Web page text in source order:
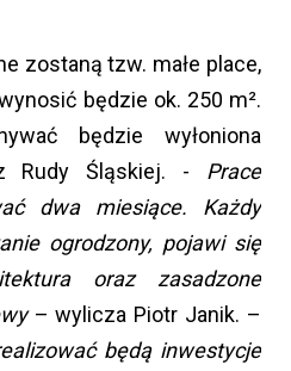
zostaną tzw. małe place,
będzie ok. 250 m².
będzie wyłoniona
Rudy Śląskiej. - Prace
dwa miesiące. Każdy
ogrodzony, pojawi się
oraz zasadzone
– wylicza Piotr Janik. –
będą inwestycje